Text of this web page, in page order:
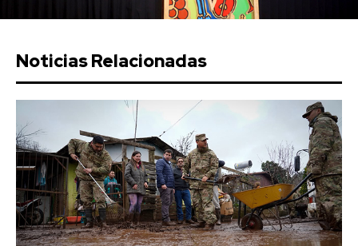
Noticias Relacionadas